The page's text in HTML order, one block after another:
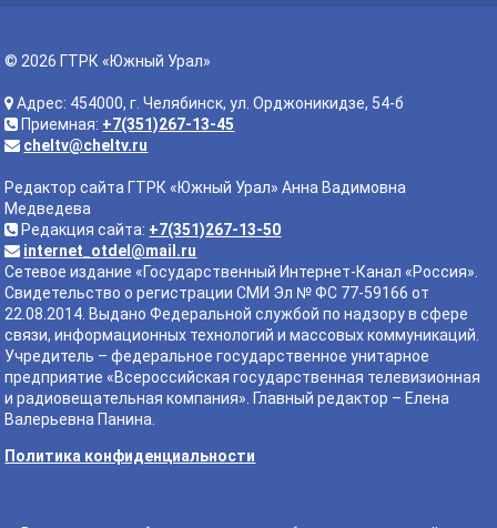
© 2026 ГТРК «Южный Урал»
Адрес: 454000, г. Челябинск, ул. Орджоникидзе, 54-б
Приемная: +7(351)267-13-45
cheltv@cheltv.ru
Редактор сайта ГТРК «Южный Урал» Анна Вадимовна
Медведева
Редакция сайта: +7(351)267-13-50
internet_otdel@mail.ru
Сетевое издание «Государственный Интернет-Канал «Россия».
Свидетельство о регистрации СМИ Эл № ФС 77-59166 от
22.08.2014. Выдано Федеральной службой по надзору в сфере
связи, информационных технологий и массовых коммуникаций.
Учредитель – федеральное государственное унитарное
предприятие «Всероссийская государственная телевизионная
и радиовещательная компания». Главный редактор – Елена
Валерьевна Панина.
Политика конфиденциальности